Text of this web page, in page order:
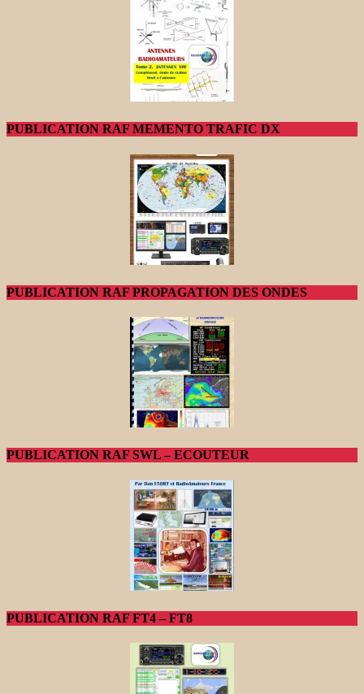
PUBLICATION RAF MEMENTO TRAFIC DX
PUBLICATION RAF PROPAGATION DES ONDES
PUBLICATION RAF SWL – ECOUTEUR
PUBLICATION RAF FT4 – FT8